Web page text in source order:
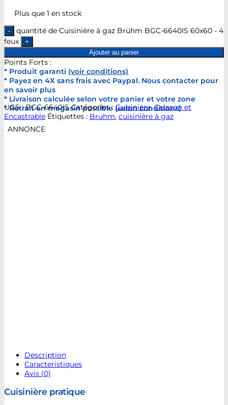
Plus que 1 en stock
quantité de Cuisinière à gaz Brühm BGC-6640IS 60x60 - 4
feux
Ajouter au panier
Points Forts :
* Produit garanti (voir conditions)
* Payez en 4X sans frais avec Paypal. Nous contacter pour
en savoir plus
* Livraison calculée selon votre panier et votre zone
* Retrait en magasin possible (selon conditions)
UGS :BGC-6640IS Catégories : Cuisinière,Cuisson et
Encastrable Étiquettes : Bruhm, cuisinière à gaz
ANNONCE
Description
Caracteristiques
Avis (0)
Cuisinière pratique